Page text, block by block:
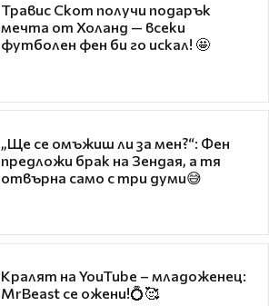
Травис Скот получи подарък
мечта от Холанд — всеки
футболен фен би го искал! 🤩
„Ще се омъжиш ли за мен?“: Фен
предложи брак на Зендая, а тя
отвърна само с три думи😅
Кралят на YouTube – младоженец:
MrBeast се ожени!💍🥰